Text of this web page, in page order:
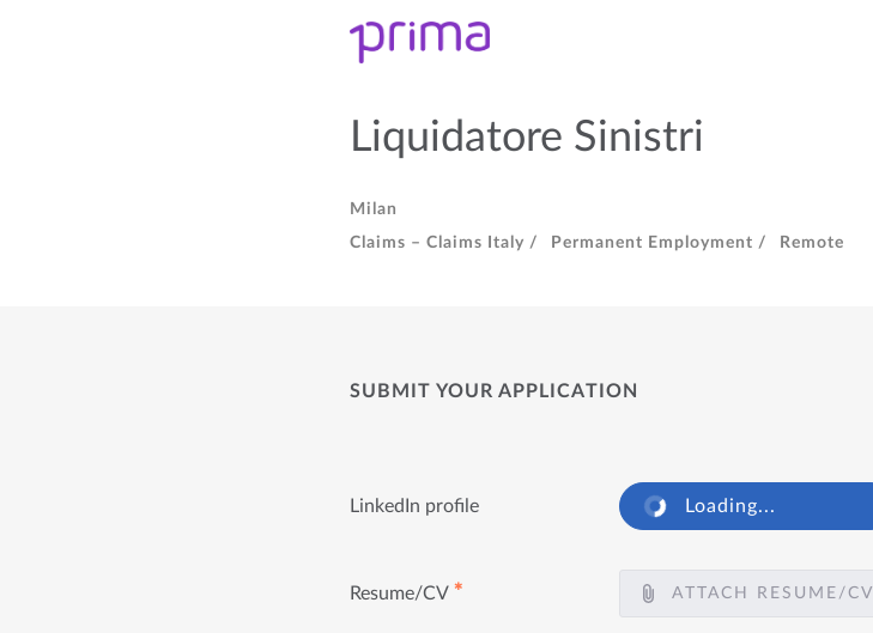
Liquidatore Sinistri
Milan
Claims – Claims Italy /
Permanent Employment / Remote
SUBMIT YOUR APPLICATION
LinkedIn profile Loading...
Resume/CV ✱ ATTACH RESUME/CV